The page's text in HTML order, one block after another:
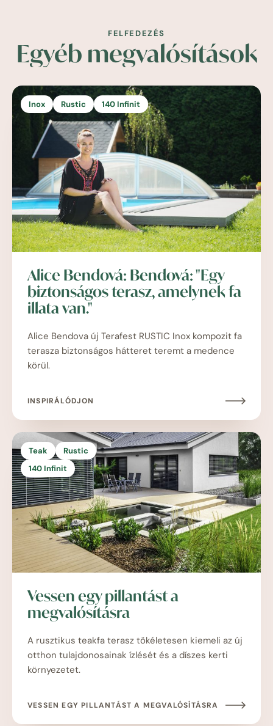
FELFEDEZÉS
Egyéb megvalósítások
Inox Rustic 140 Infinit
Alice Bendová: Bendová: "Egy
biztonságos terasz, amelynek fa
illata van."
Alice Bendova új Terafest RUSTIC Inox kompozit fa
terasza biztonságos hátteret teremt a medence
körül.
INSPIRÁLÓDJON
Teak
Rustic
140 Infinit
Vessen egy pillantást a
megvalósításra
A rusztikus teakfa terasz tökéletesen kiemeli az új
otthon tulajdonosainak ízlését és a díszes kerti
környezetet.
VESSEN EGY PILLANTÁST A MEGVALÓSÍTÁSRA